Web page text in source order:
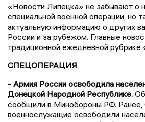
«Новости Липецка» не забывают о
специальной военной операции, но
актуальную информацию о других
России и за рубежом. Главные
традиционной ежедневной рубрике
СПЕЦОПЕРАЦИЯ
- Армия России освободила
Донецкой Народной Республике.
сообщили в Минобороны РФ. Ранее,
военнослужащие освободили